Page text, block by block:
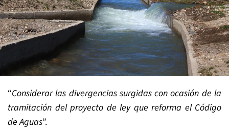
“Considerar las divergencias surgidas con ocasión de la
tramitación del proyecto de ley que reforma el Código
de Aguas”.